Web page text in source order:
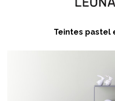
Teintes pastel